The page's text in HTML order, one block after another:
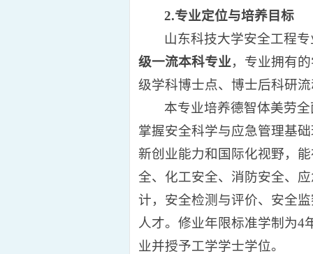
2.专业定位与培养目标
山东科技大学安全工程
级一流本科专业，专业拥有
级学科博士点、博士后科研
本专业培养德智体美劳
掌握安全科学与应急管理基
新创业能力和国际化视野，
全、化工安全、消防安全、
计，安全检测与评价、安全
人才。修业年限标准学制为4
业并授予工学学士学位。